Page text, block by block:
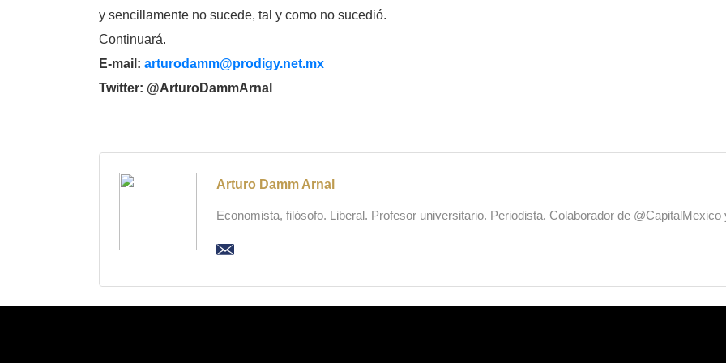
y sencillamente no sucede, tal y como no sucedió.
Continuará.
E-mail: arturodamm@prodigy.net.mx
Twitter: @ArturoDammArnal
Arturo Damm Arnal
Economista, filósofo. Liberal. Profesor universitario. Periodista. Colaborador de